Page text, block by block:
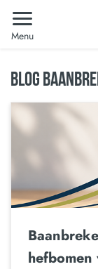
Menu
BLOG